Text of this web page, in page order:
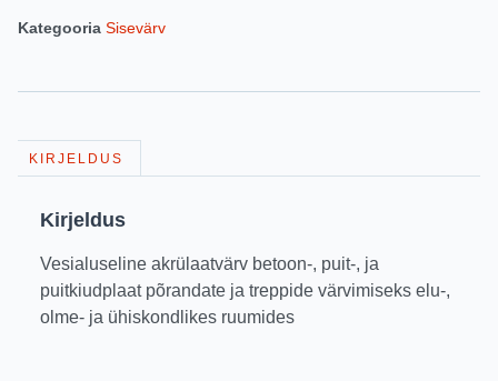
Kategooria Sisevärv
KIRJELDUS
Kirjeldus
Vesialuseline akrülaatvärv betoon-, puit-, ja
puitkiudplaat põrandate ja treppide värvimiseks elu-,
olme- ja ühiskondlikes ruumides